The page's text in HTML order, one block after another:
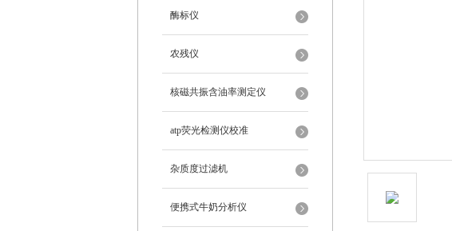
酶标仪
农残仪
核磁共振含油率测定仪
atp荧光检测仪校准
杂质度过滤机
便携式牛奶分析仪